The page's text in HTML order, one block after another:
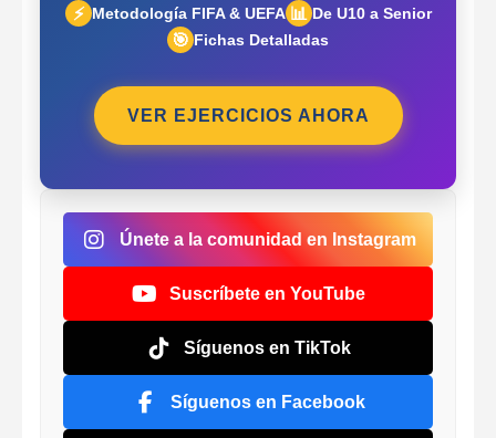
⚡ Metodología FIFA & UEFA 📊 De U10 a Senior
🎯 Fichas Detalladas
VER EJERCICIOS AHORA
Únete a la comunidad en Instagram
Suscríbete en YouTube
Síguenos en TikTok
Síguenos en Facebook